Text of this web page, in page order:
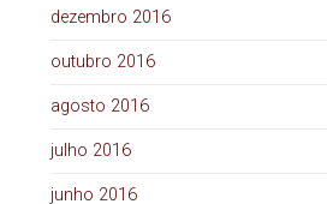
dezembro 2016
outubro 2016
agosto 2016
julho 2016
junho 2016